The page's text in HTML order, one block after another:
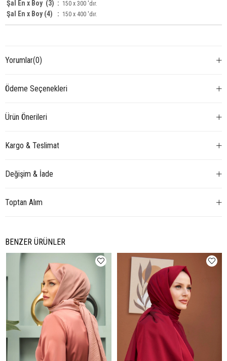
Şal En x Boy (3) : 150 x 300 'dır.
Şal En x Boy (4) : 150 x 400 'dır.
Yorumlar(0)
Ödeme Seçenekleri
Ürün Önerileri
Kargo & Teslimat
Değişim & İade
Toptan Alım
BENZER ÜRÜNLER